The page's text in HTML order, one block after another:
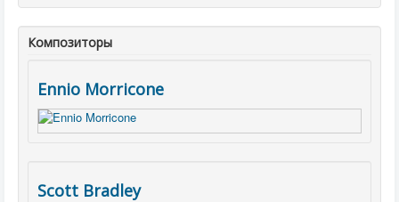
Композиторы
Ennio Morricone
Scott Bradley